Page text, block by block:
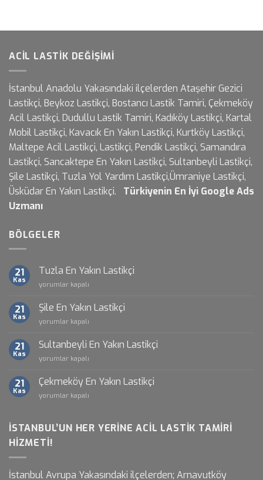
için
ACIL LASTIK DEĞIŞIMI
İstanbul Anadolu Yakasındaki ilçelerden Ataşehir Gezici
Lastikçi, Beykoz Lastikçi, Bostancı Lastik Tamiri, Çekmeköy
Acil Lastikçi, Dudullu Lastik Tamiri, Kadıköy Lastikçi, Kartal
Mobil Lastikçi, Kavacık En Yakın Lastikçi, Kurtköy Lastikçi,
Maltepe Acil Lastikçi, Lastikçi, Pendik Lastikçi, Samandıra
Lastikçi, Sancaktepe En Yakın Lastikçi, Sultanbeyli Lastikçi,
Şile Lastikçi, Tuzla Yol Yardım Lastikçi,Ümraniye Lastikçi,
Üsküdar En Yakın Lastikçi. Türkiyenin En İyi Google Ads
Uzmanı
BÖLGELER
21
Kas
Tuzla En Yakın Lastikçi
Tuzla
Yakın
Lastikçi
için
yorumlar kapalı
21
Kas
Şile En Yakın Lastikçi
Şile
Yakın
için
yorumlar kapalı
21
Kas
Sultanbeyli En Yakın Lastikçi
Sultanbeyli
Yakın
Lastikçi
için
yorumlar kapalı
21
Kas
Çekmeköy En Yakın Lastikçi
Çekmeköy
Lastikçi
için
yorumlar kapalı
İSTANBUL’UN HER YERINE ACIL LASTIK TAMIRI
HIZMETI!
İstanbul Avrupa Yakasındaki ilçelerden; Arnavutköy